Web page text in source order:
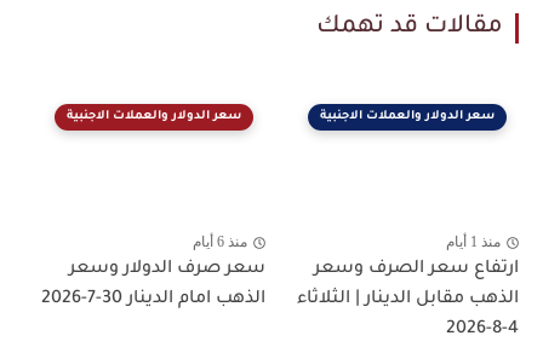
مقالات قد تهمك
سعر الدولار والعملات الاجنبية
منذ 1 أيام
ارتفاع سعر الصرف وسعر
الذهب مقابل الدينار | الثلاثاء
4-8-2026
سعر الدولار والعملات الاجنبية
منذ 6 أيام
سعر صرف الدولار وسعر
الذهب امام الدينار 30-7-2026